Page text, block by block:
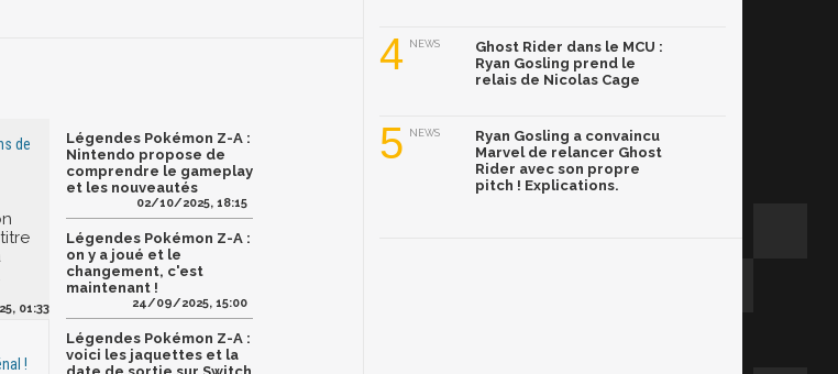
de
01:33
!
Légendes Pokémon Z-A :
Nintendo propose de
comprendre le gameplay
et les nouveautés
02/10/2025, 18:15
Légendes Pokémon Z-A :
on y a joué et le
changement, c'est
maintenant !
24/09/2025, 15:00
Légendes Pokémon Z-A :
voici les jaquettes et la
4 NEWS
Ghost Rider dans le MCU :
Ryan Gosling prend le
relais de Nicolas Cage
5 NEWS
Ryan Gosling a convaincu
Marvel de relancer Ghost
Rider avec son propre
pitch ! Explications.